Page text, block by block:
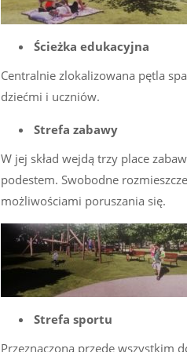
Ścieżka edukacyjna
Centralnie zlokalizowana pętla
dziećmi i uczniów.
Strefa zabawy
W jej skład wejdą trzy place
podestem. Swobodne
możliwościami poruszania się.
Strefa sportu
Przeznaczona przede wszystkim